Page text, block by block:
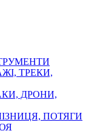
ТРЕКИ,
ДРОНИ,
ПОТЯГИ